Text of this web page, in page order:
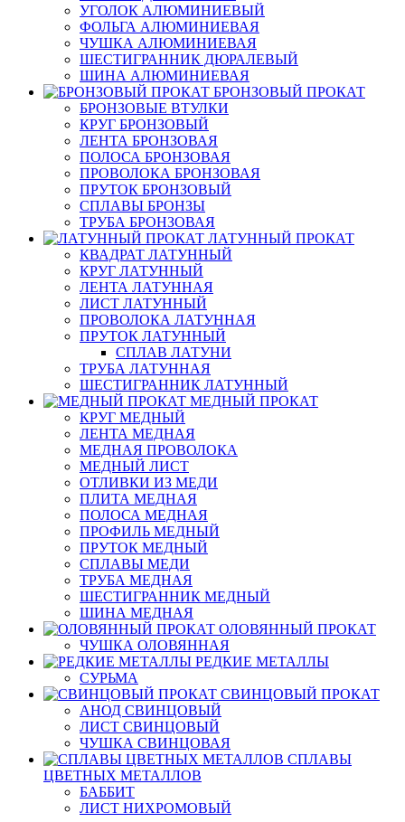
УГОЛОК АЛЮМИНИЕВЫЙ
ФОЛЬГА АЛЮМИНИЕВАЯ
ЧУШКА АЛЮМИНИЕВАЯ
ШЕСТИГРАННИК ДЮРАЛЕВЫЙ
ШИНА АЛЮМИНИЕВАЯ
БРОНЗОВЫЙ ПРОКАТ
БРОНЗОВЫЕ ВТУЛКИ
КРУГ БРОНЗОВЫЙ
ЛЕНТА БРОНЗОВАЯ
ПОЛОСА БРОНЗОВАЯ
ПРОВОЛОКА БРОНЗОВАЯ
ПРУТОК БРОНЗОВЫЙ
СПЛАВЫ БРОНЗЫ
ТРУБА БРОНЗОВАЯ
ЛАТУННЫЙ ПРОКАТ
КВАДРАТ ЛАТУННЫЙ
КРУГ ЛАТУННЫЙ
ЛЕНТА ЛАТУННАЯ
ЛИСТ ЛАТУННЫЙ
ПРОВОЛОКА ЛАТУННАЯ
ПРУТОК ЛАТУННЫЙ
СПЛАВ ЛАТУНИ
ТРУБА ЛАТУННАЯ
ШЕСТИГРАННИК ЛАТУННЫЙ
МЕДНЫЙ ПРОКАТ
КРУГ МЕДНЫЙ
ЛЕНТА МЕДНАЯ
МЕДНАЯ ПРОВОЛОКА
МЕДНЫЙ ЛИСТ
ОТЛИВКИ ИЗ МЕДИ
ПЛИТА МЕДНАЯ
ПОЛОСА МЕДНАЯ
ПРОФИЛЬ МЕДНЫЙ
ПРУТОК МЕДНЫЙ
СПЛАВЫ МЕДИ
ТРУБА МЕДНАЯ
ШЕСТИГРАННИК МЕДНЫЙ
ШИНА МЕДНАЯ
ОЛОВЯННЫЙ ПРОКАТ
ЧУШКА ОЛОВЯННАЯ
РЕДКИЕ МЕТАЛЛЫ
СУРЬМА
СВИНЦОВЫЙ ПРОКАТ
АНОД СВИНЦОВЫЙ
ЛИСТ СВИНЦОВЫЙ
ЧУШКА СВИНЦОВАЯ
СПЛАВЫ
ЦВЕТНЫХ МЕТАЛЛОВ
БАББИТ
ЛИСТ НИХРОМОВЫЙ